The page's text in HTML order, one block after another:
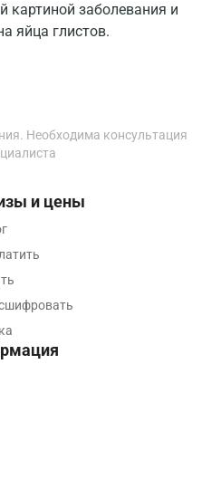
картиной заболевания и
яйца глистов.
Необходима консультация
и цены